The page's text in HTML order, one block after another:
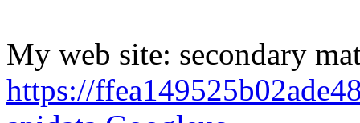
My web site: secondary
https://